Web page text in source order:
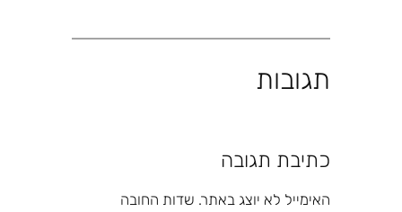
תגובות
כתיבת תגובה
האימייל לא יוצג באתר. שדות החובה